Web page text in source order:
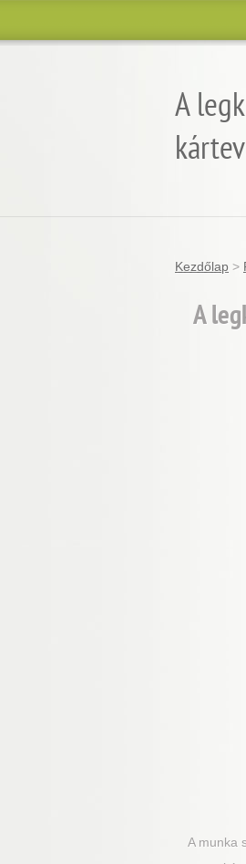
A
Kezdőlap >
A
A munka